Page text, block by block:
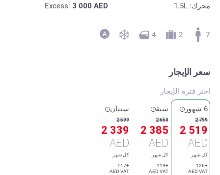
محرك: 1.5L
Excess: 3 000 AED
7
2
4
سعر الإيجار
اختر فترة الإيجار
6 شهور
2 799
2 519
AED
كل شهر
+126
AED VAT
سنة
2 650
2 385
AED
كل شهر
+119
AED VAT
سنتان
2 599
2 339
AED
كل شهر
+117
AED VAT